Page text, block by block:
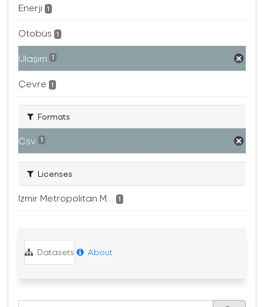
Enerji 1
Otobüs 1
Ulaşım 1
Çevre 1
Formats
Csv 1
Licenses
Izmir Metropolitan M... 1
Datasets About